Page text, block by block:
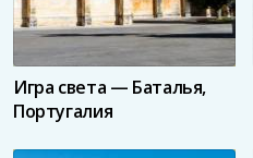
Игра света — Баталья,
Португалия